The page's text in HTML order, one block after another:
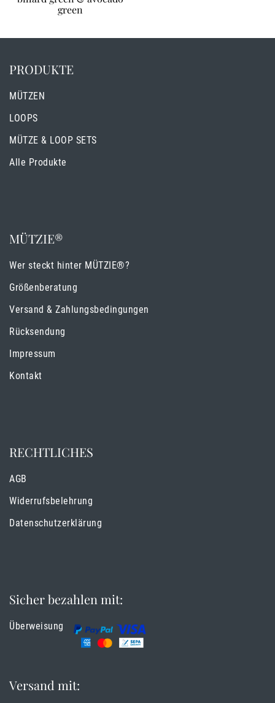
green
PRODUKTE
MÜTZEN
LOOPS
MÜTZE & LOOP SETS
Alle Produkte
MÜTZIE®
Wer steckt hinter MÜTZIE®?
Größenberatung
Versand & Zahlungsbedingungen
Rücksendung
Impressum
Kontakt
RECHTLICHES
AGB
Widerrufsbelehrung
Datenschutzerklärung
Sicher bezahlen mit:
Überweisung
Versand mit: